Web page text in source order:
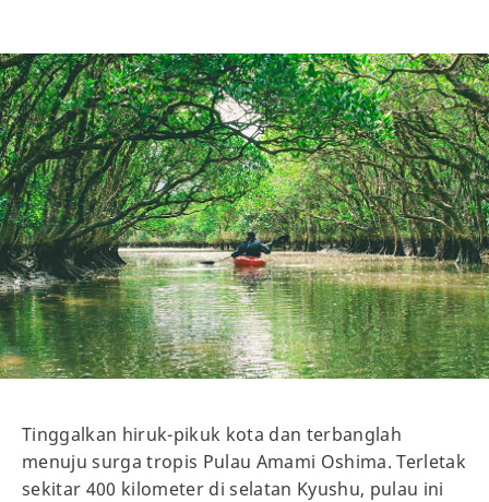
Tinggalkan hiruk-pikuk kota dan terbanglah
menuju surga tropis Pulau Amami Oshima. Terletak
sekitar 400 kilometer di selatan Kyushu, pulau ini